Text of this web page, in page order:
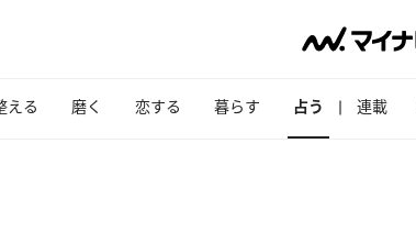
える 磨く 恋する 暮らす 占う 連載